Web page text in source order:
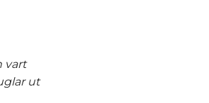
vart
ut